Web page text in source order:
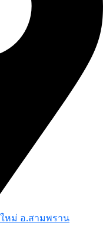
หม่ อ.สามพราน